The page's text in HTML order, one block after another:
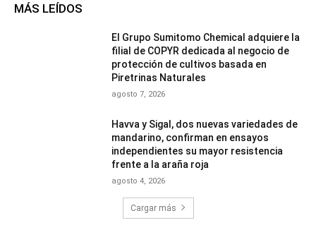
MÁS LEÍDOS
El Grupo Sumitomo Chemical adquiere la
filial de COPYR dedicada al negocio de
protección de cultivos basada en
Piretrinas Naturales
agosto 7, 2026
Havva y Sigal, dos nuevas variedades de
mandarino, confirman en ensayos
independientes su mayor resistencia
frente a la araña roja
agosto 4, 2026
Cargar más